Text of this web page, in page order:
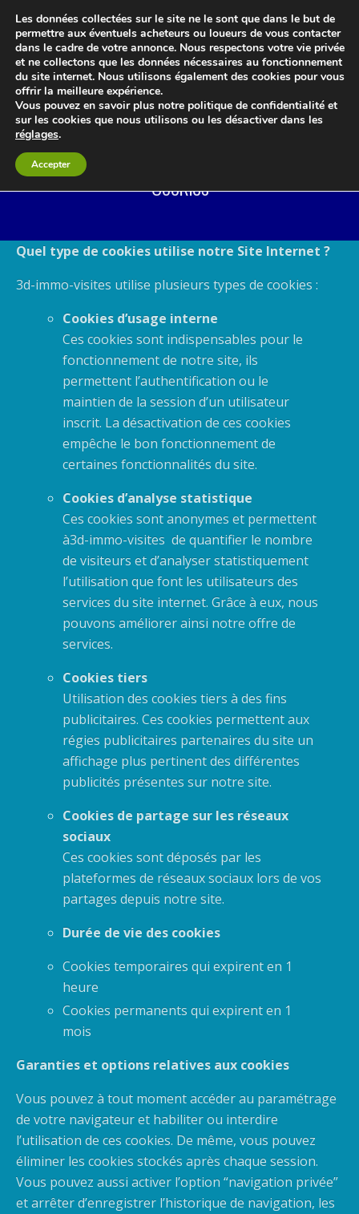
Le blog 3d-immo-visites
Cookies
Quel type de cookies utilise notre Site Internet ?
3d-immo-visites utilise plusieurs types de cookies :
Cookies d’usage interne
Ces cookies sont indispensables pour le
fonctionnement de notre site, ils
permettent l’authentification ou le
maintien de la session d’un utilisateur
inscrit. La désactivation de ces cookies
empêche le bon fonctionnement de
certaines fonctionnalités du site.
Cookies d’analyse statistique
Ces cookies sont anonymes et permettent
à3d-immo-visites de quantifier le nombre
de visiteurs et d’analyser statistiquement
l’utilisation que font les utilisateurs des
services du site internet. Grâce à eux, nous
pouvons améliorer ainsi notre offre de
services.
Cookies tiers
Utilisation des cookies tiers à des fins
publicitaires. Ces cookies permettent aux
régies publicitaires partenaires du site un
affichage plus pertinent des différentes
publicités présentes sur notre site.
Cookies de partage sur les réseaux
sociaux
Ces cookies sont déposés par les
plateformes de réseaux sociaux lors de vos
partages depuis notre site.
Durée de vie des cookies
Cookies temporaires qui expirent en 1
heure
Cookies permanents qui expirent en 1
mois
Garanties et options relatives aux cookies
Vous pouvez à tout moment accéder au paramétrage
de votre navigateur et habiliter ou interdire
l’utilisation de ces cookies. De même, vous pouvez
éliminer les cookies stockés après chaque session.
Vous pouvez aussi activer l’option “navigation privée”
et arrêter d’enregistrer l’historique de navigation, les
Les données collectées sur le site ne le sont que dans le but de
permettre aux éventuels acheteurs ou loueurs de vous contacter
dans le cadre de votre annonce. Nous respectons votre vie privée
et ne collectons que les données nécessaires au fonctionnement
du site internet. Nous utilisons également des cookies pour vous
offrir la meilleure expérience.
Vous pouvez en savoir plus notre politique de confidentialité et
sur les cookies que nous utilisons ou les désactiver dans les
réglages.
Accepter